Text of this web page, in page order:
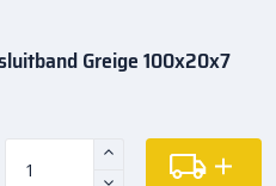
Greige 100x20x7